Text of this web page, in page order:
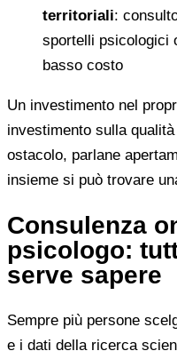
territoriali:
sportelli psicologici
basso costo
Un investimento nel
investimento sulla
ostacolo, parlane
insieme si può trovare
Consulenza
psicologo:
serve sapere
Sempre più persone
e i dati della ricerca